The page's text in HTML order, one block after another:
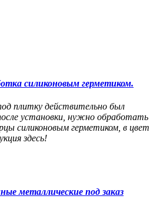
силиконовым герметиком.
плитку действительно был
установки, нужно обработать
силиконовым герметиком, в цвет
здесь!
металлические под заказ